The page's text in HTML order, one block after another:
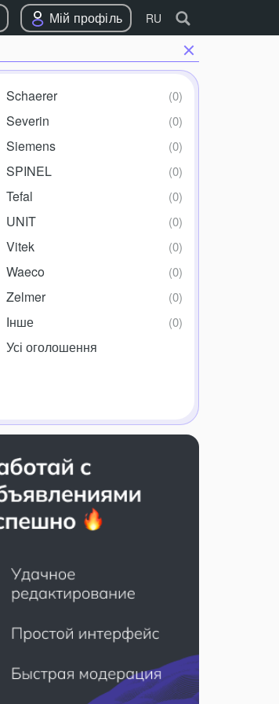
RU
Мій профіль
Schaerer
Severin
Siemens
SPINEL
Tefal
UNIT
Vitek
Waeco
Zelmer
Інше
Усі оголошення